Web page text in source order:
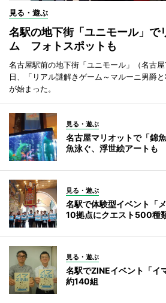
見る・遊ぶ
名駅の地下街「ユニモール」で
ム フォトスポットも
名古屋駅前の地下街「ユニモール」（名古
日、「リアル謎解きゲーム～マルーニ男爵
が始まった。
見る・遊ぶ
名古屋マリオットで「
魚泳ぐ、浮世絵アートも
見る・遊ぶ
名駅で体験型イベント「
10拠点にクエスト500種
見る・遊ぶ
名駅でZINEイベント「
約140組